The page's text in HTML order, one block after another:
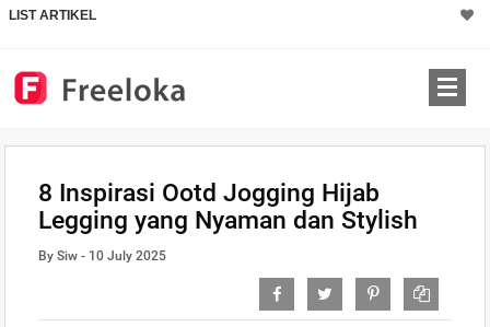
LIST ARTIKEL
8 Inspirasi Ootd Jogging Hijab
Legging yang Nyaman dan Stylish
By Siw - 10 July 2025